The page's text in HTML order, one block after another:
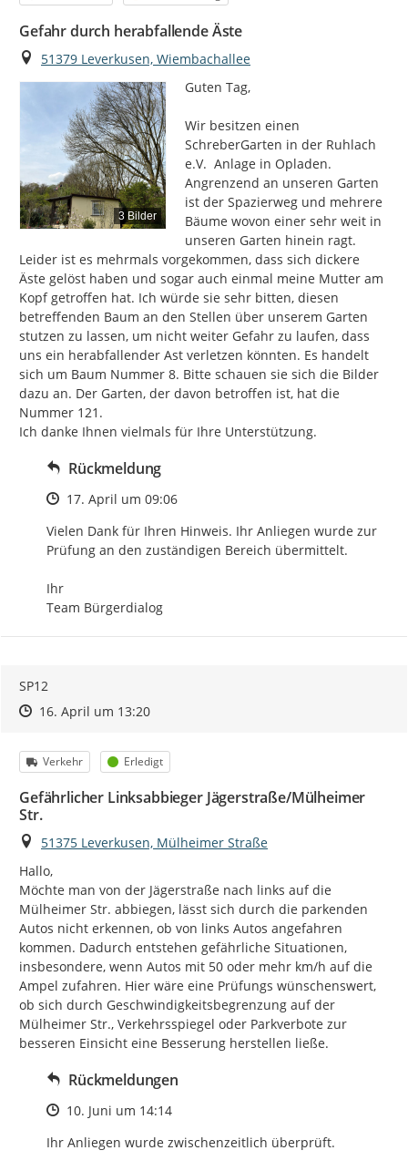
Gefahr durch herabfallende Äste
Ort
51379 Leverkusen, Wiembachallee
3 Bilder
Guten Tag,
Wir besitzen einen
SchreberGarten in der Ruhlach
e.V.  Anlage in Opladen.
Angrenzend an unseren Garten
ist der Spazierweg und mehrere
Bäume wovon einer sehr weit in
unseren Garten hinein ragt.
Leider ist es mehrmals vorgekommen, dass sich dickere
Äste gelöst haben und sogar auch einmal meine Mutter am
Kopf getroffen hat. Ich würde sie sehr bitten, diesen
betreffenden Baum an den Stellen über unserem Garten
stutzen zu lassen, um nicht weiter Gefahr zu laufen, dass
uns ein herabfallender Ast verletzen könnten. Es handelt
sich um Baum Nummer 8. Bitte schauen sie sich die Bilder
dazu an. Der Garten, der davon betroffen ist, hat die
Nummer 121.
Ich danke Ihnen vielmals für Ihre Unterstützung.
Rückmeldung
Zeitpunkt des Erstellens
17. April um 09:06
Vielen Dank für Ihren Hinweis. Ihr Anliegen wurde zur
Prüfung an den zuständigen Bereich übermittelt.
Ihr
Team Bürgerdialog
SP12
Zeitpunkt des Erstellens
Zeitpunkt des Erstellens
16. April um 13:20Zur Äußerung
Kategorie
Verkehr Status
Erledigt
Gefährlicher Linksabbieger Jägerstraße/Mülheimer
Str.
Ort
51375 Leverkusen, Mülheimer Straße
Hallo,
Möchte man von der Jägerstraße nach links auf die
Mülheimer Str. abbiegen, lässt sich durch die parkenden
Autos nicht erkennen, ob von links Autos angefahren
kommen. Dadurch entstehen gefährliche Situationen,
insbesondere, wenn Autos mit 50 oder mehr km/h auf die
Ampel zufahren. Hier wäre eine Prüfungs wünschenswert,
ob sich durch Geschwindigkeitsbegrenzung auf der
Mülheimer Str., Verkehrsspiegel oder Parkverbote zur
besseren Einsicht eine Besserung herstellen ließe.
Rückmeldungen
Zeitpunkt des Erstellens
10. Juni um 14:14
Ihr Anliegen wurde zwischenzeitlich überprüft.